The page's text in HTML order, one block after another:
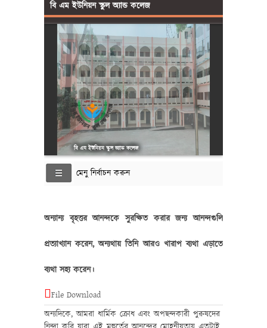
বি এম ইউনিয়ন স্কুল অ্যান্ড কলেজ
বি এম ইউনিয়ন স্কুল অ্যান্ড কলেজ
মেনু নির্বাচন করুন
অন্যান্য বৃহত্তর আনন্দকে সুরক্ষিত করার জন্য আনন্দগুলি
প্রত্যাখ্যান করেন, অন্যথায় তিনি আরও খারাপ ব্যথা এড়াতে
ব্যথা সহ্য করেন।
File Download
অন্যদিকে, আমরা ধার্মিক ক্রোধ এবং অপছন্দকারী পুরুষদের